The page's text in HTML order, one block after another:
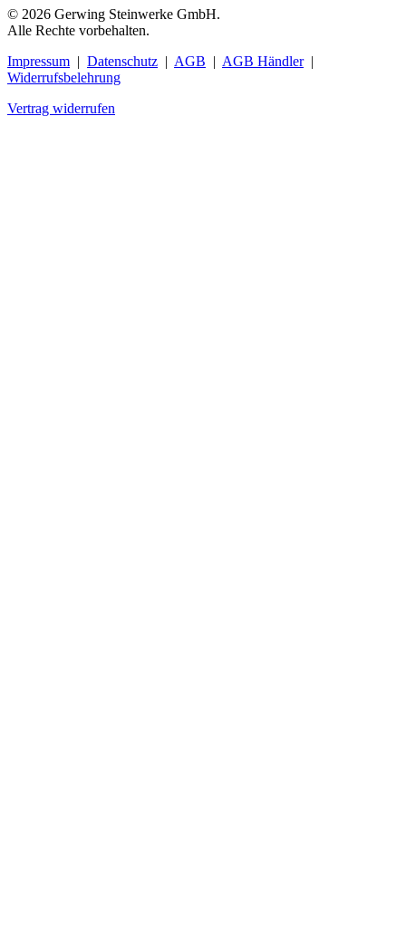
© 2026 Gerwing Steinwerke GmbH.
Alle Rechte vorbehalten.
Impressum | Datenschutz | AGB | AGB Händler|
Widerrufsbelehrung
Vertrag widerrufen